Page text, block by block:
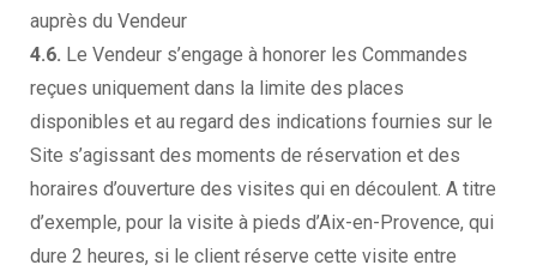
auprès du Vendeur
4.6. Le Vendeur s’engage à honorer les Commandes
reçues uniquement dans la limite des places
disponibles et au regard des indications fournies sur le
Site s’agissant des moments de réservation et des
horaires d’ouverture des visites qui en découlent. A titre
d’exemple, pour la visite à pieds d’Aix-en-Provence, qui
dure 2 heures, si le client réserve cette visite entre